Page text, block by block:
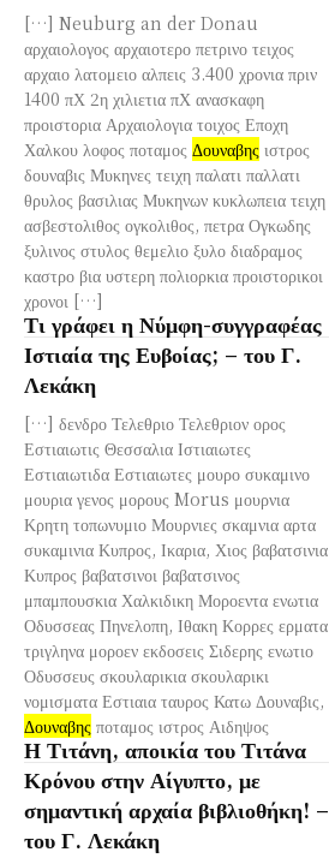
[…] Neuburg an der Donau
αρχαιολογος αρχαιοτερο πετρινο τειχος
αρχαιο λατομειο αλπεις 3.400 χρονια πριν
1400 πΧ 2η χιλιετια πΧ ανασκαφη
προιστορια Αρχαιολογια τοιχος Εποχη
Χαλκου λοφος ποταμος Δουναβης ιστρος
δουναβις Μυκηνες τειχη παλατι παλλατι
θρυλος βασιλιας Μυκηνων κυκλωπεια τειχη
ασβεστολιθος ογκολιθος, πετρα Ογκωδης
ξυλινος στυλος θεμελιο ξυλο διαδραμος
καστρο βια υστερη πολιορκια προιστορικοι
χρονοι […]
Τι γράφει η Νύμφη-συγγραφέας
Ιστιαία της Ευβοίας; – του Γ.
Λεκάκη
[…] δενδρο Τελεθριο Τελεθριον ορος
Εστιαιωτις Θεσσαλια Ιστιαιωτες
Εστιαιωτιδα Εστιαιωτες μουρο συκαμινο
μουρια γενος μορους Morus μουρνια
Κρητη τοπωνυμιο Μουρνιες σκαμνια αρτα
συκαμινια Κυπρος, Ικαρια, Χιος βαβατσινια
Κυπρος βαβατσινοι βαβατσινος
μπαμπουσκια Χαλκιδικη Μοροεντα ενωτια
Οδυσσεας Πηνελοπη, Ιθακη Κορρες ερματα
τριγληνα μοροεν εκδοσεις Σιδερης ενωτιο
Οδυσσευς σκουλαρικια σκουλαρικι
νομισματα Εστιαια ταυρος Κατω Δουναβις,
Δουναβης ποταμος ιστρος Αιδηψος
Η Τιτάνη, αποικία του Τιτάνα
Κρόνου στην Αίγυπτο, με
σημαντική αρχαία βιβλιοθήκη! –
του Γ. Λεκάκη